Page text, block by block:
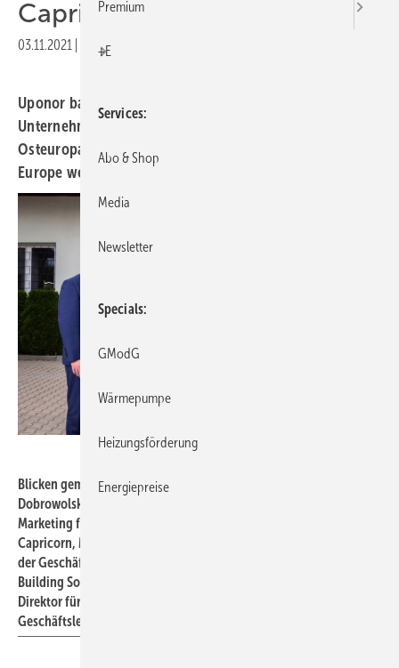
Capricorn
03.11.2021 Druckvorschau
Uponor baut mit Übernahme des polnischen
Unternehmens Capricorn S.A. seine Präsenz in
Osteuropa und damit den Bereich Building Solutions –
Europe weiter aus.
Blicken gemeinsam in eine erfolgreiche Zukunft (v.l.n.r.): Jacek A.
Dobrowolski, Vice President Building Solutions – Europe Sales und
Marketing für Osteuropa bei Uponor, Dariusz Rutowicz, CEO von
Capricorn, Monika Piekarz, Direktorin für Produktion und Mitglied
der Geschäftsleitung bei Capricorn, Karsten Hoppe, President,
Building Solutions - Europe bei Uponor und Piotr Marcinkowski,
Direktor für Sales und Marketing sowie Mitglied der
Geschäftsleitung bei Capricorn.
Premium
+E
Services
Abo & Shop
Media
Newsletter
Specials
GModG
Wärmepumpe
Heizungsförderung
Energiepreise